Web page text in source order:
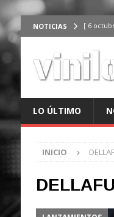
NOTICIAS [ 6
[ 3
[ 2
ÚLTIMO
[ 6
LO ÚLTIMO
INICIO